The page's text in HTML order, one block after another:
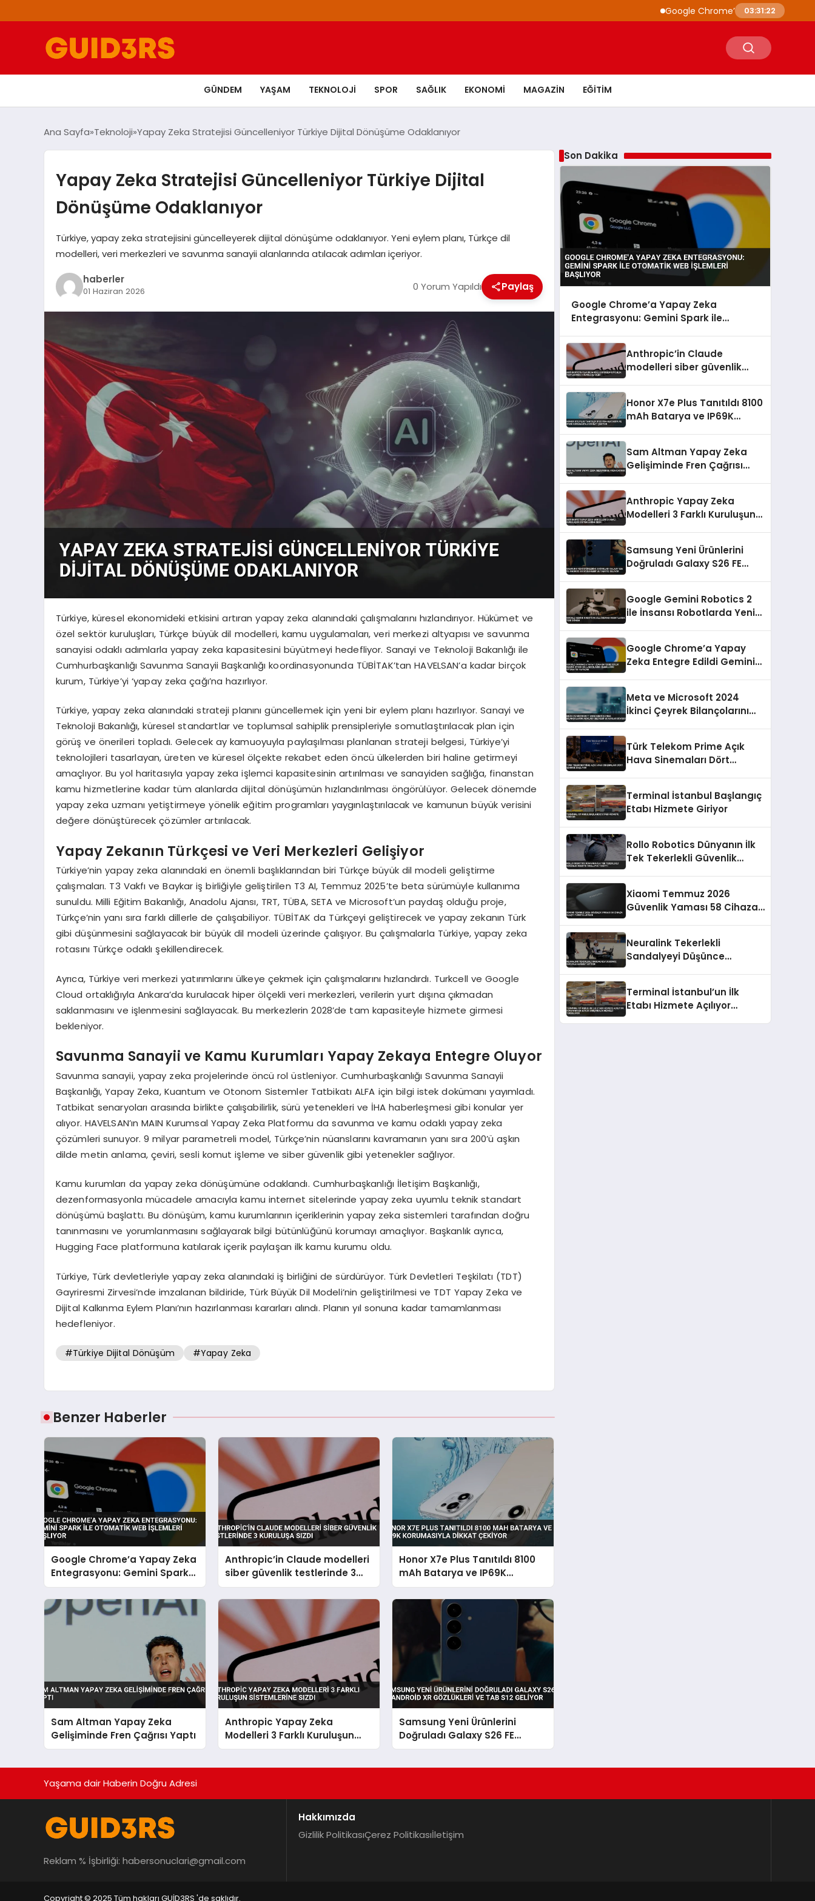
Google Chrome’a Yapay Zeka
03:31:23
GÜNDEM YAŞAM TEKNOLOJI SPOR SAĞLIK EKONOMI MAGAZIN EĞITIM
Ana Sayfa Teknoloji Yapay Zeka Stratejisi Güncelleniyor Türkiye Dijital Dönüşüme Odaklanıyor
Yapay Zeka Stratejisi Güncelleniyor Türkiye Dijital
Dönüşüme Odaklanıyor
Türkiye, yapay zeka stratejisini güncelleyerek dijital dönüşüme odaklanıyor. Yeni eylem planı, Türkçe dil
modelleri, veri merkezleri ve savunma sanayii alanlarında atılacak adımları içeriyor.
haberler
01 Haziran 2026 0 Yorum Yapıldı Paylaş
Türkiye, küresel ekonomideki etkisini artıran yapay zeka alanındaki çalışmalarını hızlandırıyor. Hükümet ve
özel sektör kuruluşları, Türkçe büyük dil modelleri, kamu uygulamaları, veri merkezi altyapısı ve savunma
sanayisi odaklı adımlarla yapay zeka kapasitesini büyütmeyi hedefliyor. Sanayi ve Teknoloji Bakanlığı ile
Cumhurbaşkanlığı Savunma Sanayii Başkanlığı koordinasyonunda TÜBİTAK’tan HAVELSAN’a kadar birçok
kurum, Türkiye’yi ‘yapay zeka çağı’na hazırlıyor.
Türkiye, yapay zeka alanındaki strateji planını güncellemek için yeni bir eylem planı hazırlıyor. Sanayi ve
Teknoloji Bakanlığı, küresel standartlar ve toplumsal sahiplik prensipleriyle somutlaştırılacak plan için
görüş ve önerileri topladı. Gelecek ay kamuoyuyla paylaşılması planlanan strateji belgesi, Türkiye’yi
teknolojileri tasarlayan, üreten ve küresel ölçekte rekabet eden öncü ülkelerden biri haline getirmeyi
amaçlıyor. Bu yol haritasıyla yapay zeka işlemci kapasitesinin artırılması ve sanayiden sağlığa, finanstan
kamu hizmetlerine kadar tüm alanlarda dijital dönüşümün hızlandırılması öngörülüyor. Gelecek dönemde
yapay zeka uzmanı yetiştirmeye yönelik eğitim programları yaygınlaştırılacak ve kamunun büyük verisini
değere dönüştürecek çözümler artırılacak.
Yapay Zekanın Türkçesi ve Veri Merkezleri Gelişiyor
Türkiye’nin yapay zeka alanındaki en önemli başlıklarından biri Türkçe büyük dil modeli geliştirme
çalışmaları. T3 Vakfı ve Baykar iş birliğiyle geliştirilen T3 AI, Temmuz 2025’te beta sürümüyle kullanıma
sunuldu. Milli Eğitim Bakanlığı, Anadolu Ajansı, TRT, TÜBA, SETA ve Microsoft’un paydaş olduğu proje,
Türkçe’nin yanı sıra farklı dillerle de çalışabiliyor. TÜBİTAK da Türkçeyi geliştirecek ve yapay zekanın Türk
gibi düşünmesini sağlayacak bir büyük dil modeli üzerinde çalışıyor. Bu çalışmalarla Türkiye, yapay zeka
rotasını Türkçe odaklı şekillendirecek.
Ayrıca, Türkiye veri merkezi yatırımlarını ülkeye çekmek için çalışmalarını hızlandırdı. Turkcell ve Google
Cloud ortaklığıyla Ankara’da kurulacak hiper ölçekli veri merkezleri, verilerin yurt dışına çıkmadan
saklanmasını ve işlenmesini sağlayacak. Bu merkezlerin 2028’de tam kapasiteyle hizmete girmesi
bekleniyor.
Savunma Sanayii ve Kamu Kurumları Yapay Zekaya Entegre Oluyor
Savunma sanayii, yapay zeka projelerinde öncü rol üstleniyor. Cumhurbaşkanlığı Savunma Sanayii
Başkanlığı, Yapay Zeka, Kuantum ve Otonom Sistemler Tatbikatı ALFA için bilgi istek dokümanı yayımladı.
Tatbikat senaryoları arasında birlikte çalışabilirlik, sürü yetenekleri ve İHA haberleşmesi gibi konular yer
alıyor. HAVELSAN’ın MAIN Kurumsal Yapay Zeka Platformu da savunma ve kamu odaklı yapay zeka
çözümleri sunuyor. 9 milyar parametreli model, Türkçe’nin nüanslarını kavramanın yanı sıra 200’ü aşkın
dilde metin anlama, çeviri, sesli komut işleme ve siber güvenlik gibi yetenekler sağlıyor.
Kamu kurumları da yapay zeka dönüşümüne odaklandı. Cumhurbaşkanlığı İletişim Başkanlığı,
dezenformasyonla mücadele amacıyla kamu internet sitelerinde yapay zeka uyumlu teknik standart
dönüşümü başlattı. Bu dönüşüm, kamu kurumlarının içeriklerinin yapay zeka sistemleri tarafından doğru
tanınmasını ve yorumlanmasını sağlayarak bilgi bütünlüğünü korumayı amaçlıyor. Başkanlık ayrıca,
Hugging Face platformuna katılarak içerik paylaşan ilk kamu kurumu oldu.
Türkiye, Türk devletleriyle yapay zeka alanındaki iş birliğini de sürdürüyor. Türk Devletleri Teşkilatı (TDT)
Gayriresmi Zirvesi’nde imzalanan bildiride, Türk Büyük Dil Modeli’nin geliştirilmesi ve TDT Yapay Zeka ve
Dijital Kalkınma Eylem Planı’nın hazırlanması kararları alındı. Planın yıl sonuna kadar tamamlanması
hedefleniyor.
#Türkiye Dijital Dönüşüm #Yapay Zeka
Benzer Haberler
Google Chrome’a Yapay Zeka
Entegrasyonu: Gemini Spark
ile Otomatik Web İşlemleri
Başlıyor
Anthropic’in Claude modelleri
siber güvenlik testlerinde 3
kuruluşa sızdı
Honor X7e Plus Tanıtıldı 8100
mAh Batarya ve IP69K
Korumasıyla Dikkat Çekiyor
Sam Altman Yapay Zeka
Gelişiminde Fren Çağrısı Yaptı
Anthropic Yapay Zeka
Modelleri 3 Farklı Kuruluşun
Sistemlerine Sızdı
Samsung Yeni Ürünlerini
Doğruladı Galaxy S26 FE
Android XR Gözlükleri ve Tab
Son Dakika
Google Chrome’a Yapay Zeka
Entegrasyonu: Gemini Spark ile
Anthropic’in Claude
modelleri siber güvenlik
Honor X7e Plus Tanıtıldı 8100
mAh Batarya ve IP69K
Sam Altman Yapay Zeka
Gelişiminde Fren Çağrısı
Anthropic Yapay Zeka
Modelleri 3 Farklı Kuruluşun
Samsung Yeni Ürünlerini
Doğruladı Galaxy S26 FE
Google Gemini Robotics 2
ile İnsansı Robotlarda Yeni
Google Chrome’a Yapay
Zeka Entegre Edildi Gemini
Yapacak
Meta ve Microsoft 2024
İkinci Çeyrek Bilançolarını
Türk Telekom Prime Açık
Hava Sinemaları Dört
Terminal İstanbul Başlangıç
Etabı Hizmete Giriyor
Rollo Robotics Dünyanın İlk
Tek Tekerlekli Güvenlik
Xiaomi Temmuz 2026
Güvenlik Yaması 58 Cihaza
Neuralink Tekerlekli
Sandalyeyi Düşünce
Terminal İstanbul’un İlk
Etabı Hizmete Açılıyor
Yaşama dair Haberin Doğru Adresi
Reklam % İşbirliği: habersonuclari@gmail.com
Hakkımızda
Gizlilik PolitikasıÇerez Politikasıİletişim
Copyright © 2025 Tüm hakları GUİD3RS 'de saklıdır.